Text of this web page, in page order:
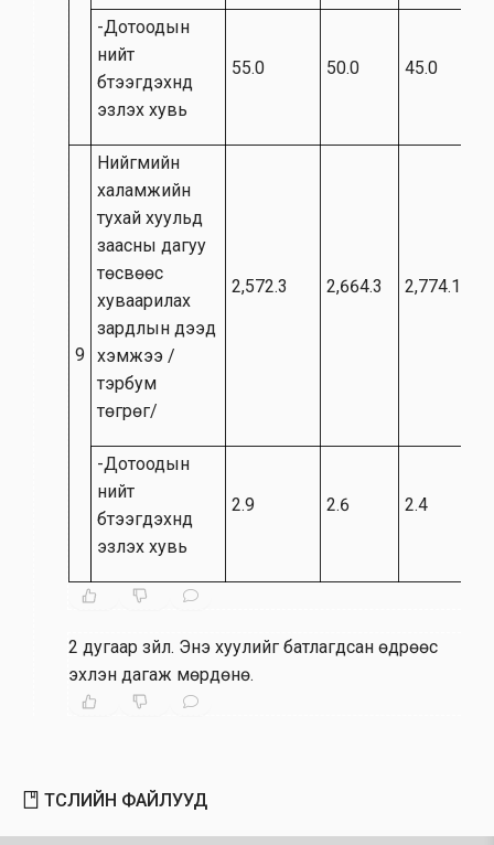
-Дотоодын
нийт
бүтээгдэхүүнд
эзлэх хувь
55.0 50.0 45.0
9
Нийгмийн
халамжийн
тухай хуульд
заасны дагуу
төсвөөс
хуваарилах
зардлын дээд
хэмжээ /
тэрбум
төгрөг/
2,572.3 2,664.3 2,774.1
-Дотоодын
нийт
бүтээгдэхүүнд
эзлэх хувь
2.9 2.6 2.4
2 дугаар зүйл. Энэ хуулийг батлагдсан өдрөөс
эхлэн дагаж мөрдөнө.
ТӨСЛИЙН ФАЙЛУУД